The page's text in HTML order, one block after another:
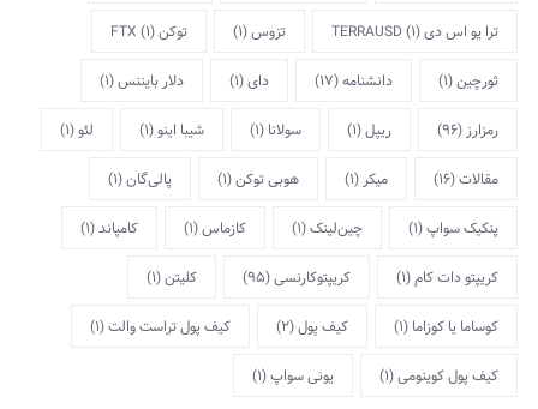
ترا یو اس دی TERRAUSD(1) تزوس(1) توکن FTX(1)
ثورچین(1) دانشنامه(17) دای(1) دلار بایننس(1)
رمزارز (96) ریپل(1) سولانا (1) شیبا اینو(1) لئو(1)
مقالات(16) میکر (1) هوبی توکن(1) پالی‌گان(1)
پنکیک سواپ(1) چین‌لینک(1) کازماس(1) کامپاند(1)
کریپتو دات کام(1) کریپتوکارنسی(95) کلیتن(1)
کوساما یا کوزاما (1) کیف پول(2) کیف پول تراست والت(1)
کیف پول کوینومی(1) یونی سواپ(1)